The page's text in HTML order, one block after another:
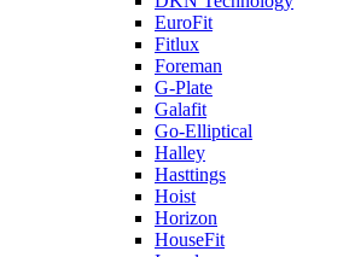
EuroFit
Fitlux
Foreman
G-Plate
Galafit
Go-Elliptical
Halley
Hasttings
Hoist
Horizon
HouseFit